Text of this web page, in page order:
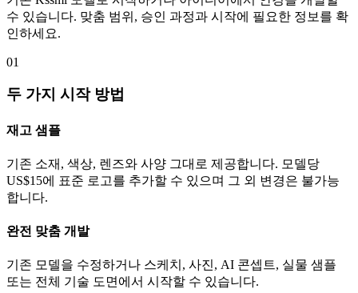
수 있습니다. 맞춤 범위, 승인 과정과 시작에 필요한 정보를 확
인하세요.
01
두 가지 시작 방법
재고 샘플
기존 소재, 색상, 렌즈와 사양 그대로 제공합니다. 모델당
US$15에 표준 로고를 추가할 수 있으며 그 외 변경은 불가능
합니다.
완전 맞춤 개발
기존 모델을 수정하거나 스케치, 사진, AI 콘셉트, 실물 샘플
또는 전체 기술 도면에서 시작할 수 있습니다.